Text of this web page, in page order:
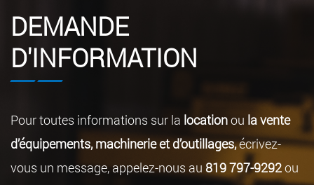
DEMANDE
D'INFORMATION
Pour toutes informations sur la locationou la vente
d’équipements, machinerie et d’outillages,écrivez-
vous un message, appelez-nous au 819 797-9292ou